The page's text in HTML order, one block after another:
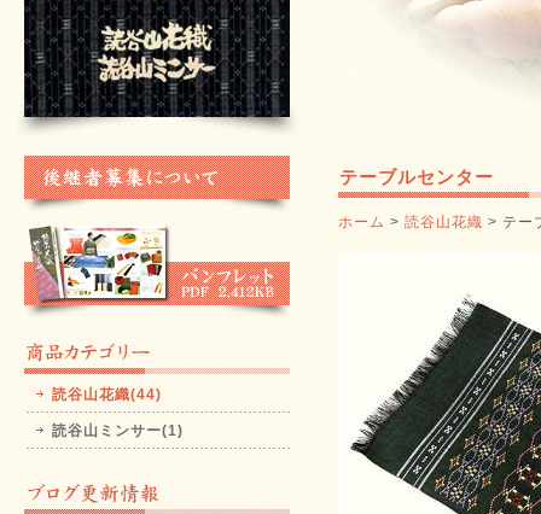
テーブルセンター
ホーム > 読谷山花織 > テー
読谷山花織(44)
読谷山ミンサー(1)